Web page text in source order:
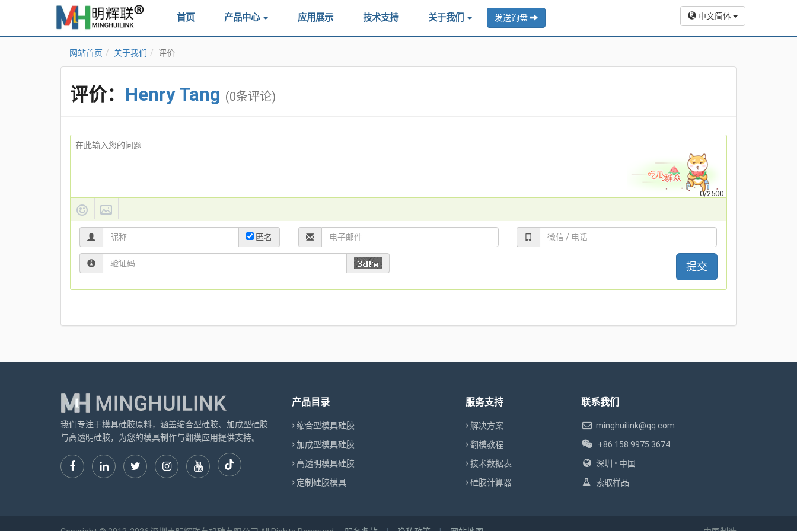
首页 产品中心 应用展示 技术支持 关于我们 发送询盘 中文简体
网站首页 关于我们 评价
评价： Henry Tang (0条评论)
0/2500
匿名
提交
我们专注于模具硅胶原料，涵盖缩合型硅胶、加成型硅胶
与高透明硅胶，为您的模具制作与翻模应用提供支持。
产品目录
缩合型模具硅胶
加成型模具硅胶
高透明模具硅胶
定制硅胶模具
服务支持
解决方案
翻模教程
技术数据表
硅胶计算器
联系我们
minghuilink@qq.com
+86 158 9975 3674
深圳 • 中国
索取样品